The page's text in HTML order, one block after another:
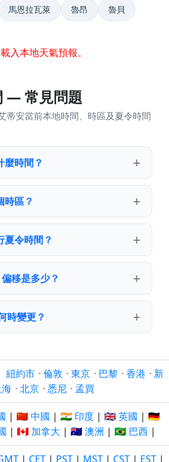
馬恩拉瓦萊 魯昂 魯貝
入本地天氣預報。
— 常見問題
蒂安當前本地時間、時區及夏令時間
麼時間？
時區？
夏令時間？
移是多少？
時變更？
紐約市 · 倫敦 · 東京 · 巴黎 · 香港 · 新
· 北京 · 悉尼 · 孟買
| 🇨🇳 中國 | 🇮🇳 印度 | 🇬🇧 英國 | 🇩🇪
| 🇨🇦 加拿大 | 🇦🇺 澳洲 | 🇧🇷 巴西 |
| CET | PST | MST | CST | EST |